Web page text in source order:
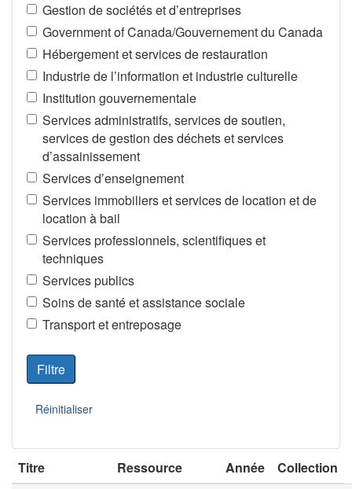
Gestion de sociétés et d’entreprises
Government of Canada/Gouvernement du Canada
Hébergement et services de restauration
Industrie de l’information et industrie culturelle
Institution gouvernementale
Services administratifs, services de soutien,
services de gestion des déchets et services
d’assainissement
Services d’enseignement
Services immobiliers et services de location et de
location à bail
Services professionnels, scientifiques et
techniques
Services publics
Soins de santé et assistance sociale
Transport et entreposage
Titre Ressource Année
Collection